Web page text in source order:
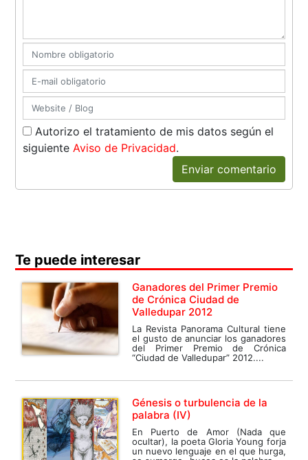
Autorizo el tratamiento de mis datos según el
siguienteAviso de Privacidad.
Enviar comentario
Te puede interesar
Ganadores del Primer Premio
de Crónica Ciudad de
Valledupar 2012
La Revista Panorama Cultural tiene
el gusto de anunciar los ganadores
del Primer Premio de Crónica
“Ciudad de Valledupar” 2012....
Génesis o turbulencia de la
palabra (IV)
En Puerto de Amor (Nada que
ocultar), la poeta Gloria Young forja
un nuevo lenguaje en el que hurga,